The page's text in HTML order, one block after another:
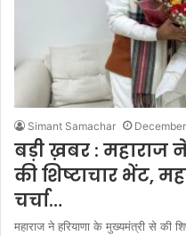
Simant Samachar
बड़ी ख़बर : महाराज
की शिष्टाचार भेंट,
चर्चा…
महाराज ने हरियाणा के मुख्यमंत्री से की